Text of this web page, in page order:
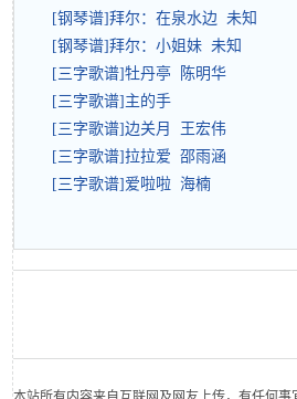
[钢琴谱]拜尔：在泉水边 未知
[钢琴谱]拜尔：小姐妹 未知
[三字歌谱]牡丹亭 陈明华
[三字歌谱]主的手
[三字歌谱]边关月 王宏伟
[三字歌谱]拉拉爱 邵雨涵
[三字歌谱]爱啦啦 海楠